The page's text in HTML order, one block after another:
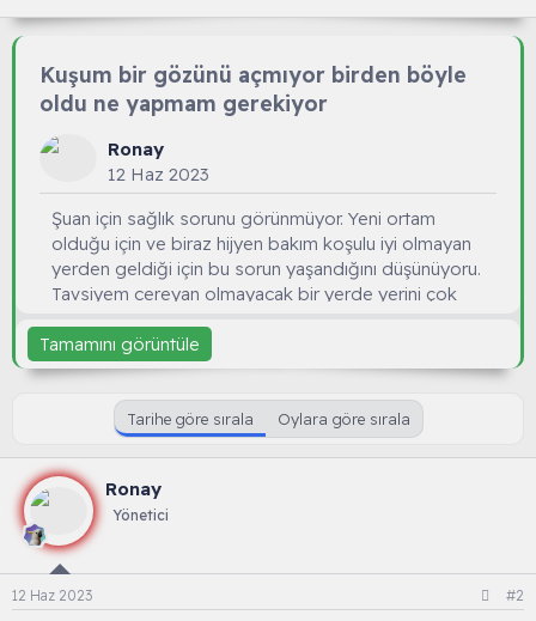
5 MB · Görüntüleme: 55
4.1 MB · Görüntüleme: 31
Kuşum bir gözünü açmıyor birden böyle
oldu ne yapmam gerekiyor
Ronay
12 Haz 2023
Şuan için sağlık sorunu görünmüyor. Yeni ortam
olduğu için ve biraz hijyen bakım koşulu iyi olmayan
yerden geldiği için bu sorun yaşandığını düşünüyoru.
Tavsiyem cereyan olmayacak bir yerde yerini çok
probiyotik vererek ve hafta da bir de mama vererek
destekleyiniz. Gaga gıcırdatması ortamda huzurlu
olduğunu gösteriyor. Biraz zaman verin hemen
salmayın alışsın iyice destekleyin dediklerimle …
Tamamını görüntüle
Tarihe göre sırala Oylara göre sırala
Ronay
Yönetici
12 Haz 2023 #2